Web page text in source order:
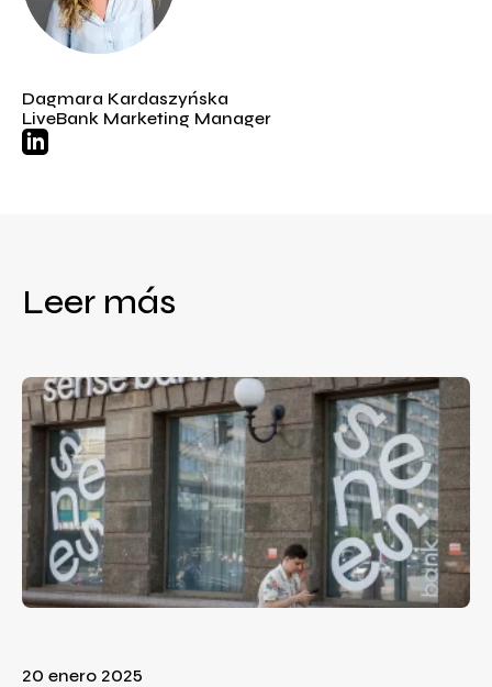
Dagmara Kardaszyńska
LiveBank Marketing Manager
Leer más
20 enero 2025